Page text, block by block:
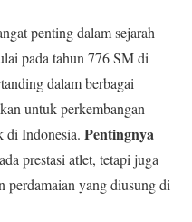
penting dalam sejarah
pada tahun 776 SM di
dalam berbagai
untuk perkembangan
di Indonesia. Pentingnya
prestasi atlet, tetapi juga
perdamaian yang diusung di